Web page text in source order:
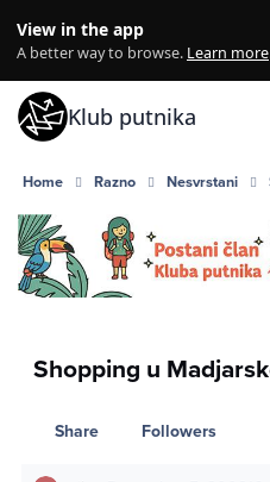
View in the app
A better way to browse. Learn more
Klub putnika
Home Razno Nesvrstani
Shopping u
Share Followers